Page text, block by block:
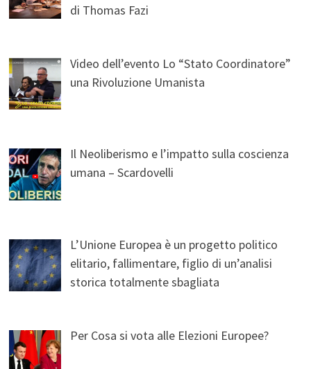
di Thomas Fazi
Video dell’evento Lo “Stato Coordinatore”
una Rivoluzione Umanista
Il Neoliberismo e l’impatto sulla coscienza
umana – Scardovelli
L’Unione Europea è un progetto politico
elitario, fallimentare, figlio di un’analisi
storica totalmente sbagliata
Per Cosa si vota alle Elezioni Europee?